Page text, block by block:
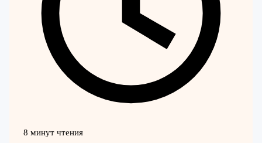
8 минут чтения